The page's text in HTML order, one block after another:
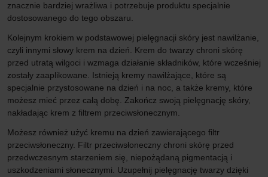
znacznie bardziej wrażliwa i potrzebuje produktu specjalnie
dostosowanego do tego obszaru.
Kolejnym krokiem w podstawowej pielęgnacji skóry jest nawilżanie,
czyli innymi słowy krem na dzień. Krem do twarzy chroni skórę
przed utratą wilgoci i wzmaga działanie składników, które wcześniej
zostały zaaplikowane. Istnieją kremy nawilżające, które są
specjalnie przystosowane na dzień i na noc, a także kremy, które
możesz mieć przez całą dobę. Zakończ swoją pielęgnację skóry,
nakładając krem z filtrem przeciwsłonecznym.
Możesz również użyć kremu na dzień zawierającego filtr
przeciwsłoneczny. Filtr przeciwsłoneczny chroni skórę przed
przedwczesnym starzeniem się, niepożądaną pigmentacją i
uszkodzeniami słonecznymi. Uzupełnij pielęgnację twarzy dzięki